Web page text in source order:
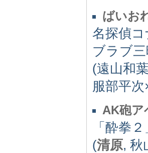
ばいお
名探偵
ブラブ三
(遠山和
服部平
AK砲ア
「酔拳
(清原, 秋